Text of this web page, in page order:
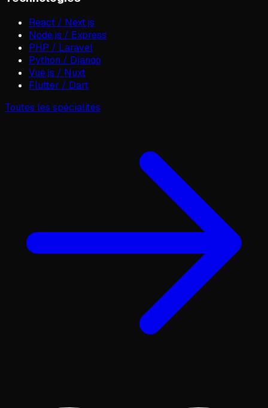
React / Next.js
Node.js / Express
PHP / Laravel
Python / Django
Vue.js / Nuxt
Flutter / Dart
Toutes les spécialités